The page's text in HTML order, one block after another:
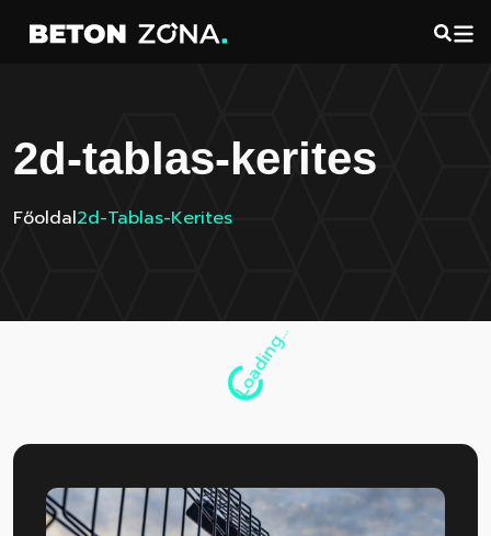
2d-tablas-kerites
Főoldal2d-Tablas-Kerites
Loading...